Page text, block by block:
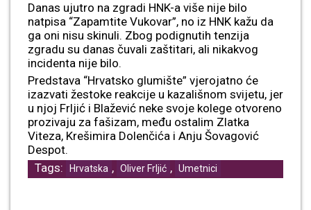
Danas ujutro na zgradi HNK-a više nije bilo
natpisa “Zapamtite Vukovar”, no iz HNK kažu da
ga oni nisu skinuli. Zbog podignutih tenzija
zgradu su danas čuvali zaštitari, ali nikakvog
incidenta nije bilo.
Predstava “Hrvatsko glumište” vjerojatno će
izazvati žestoke reakcije u kazališnom svijetu, jer
u njoj Frljić i Blažević neke svoje kolege otvoreno
prozivaju za fašizam, među ostalim Zlatka
Viteza, Krešimira Dolenčića i Anju Šovagović
Despot.
Tags:
Hrvatska , Oliver Frljić , Umetnici